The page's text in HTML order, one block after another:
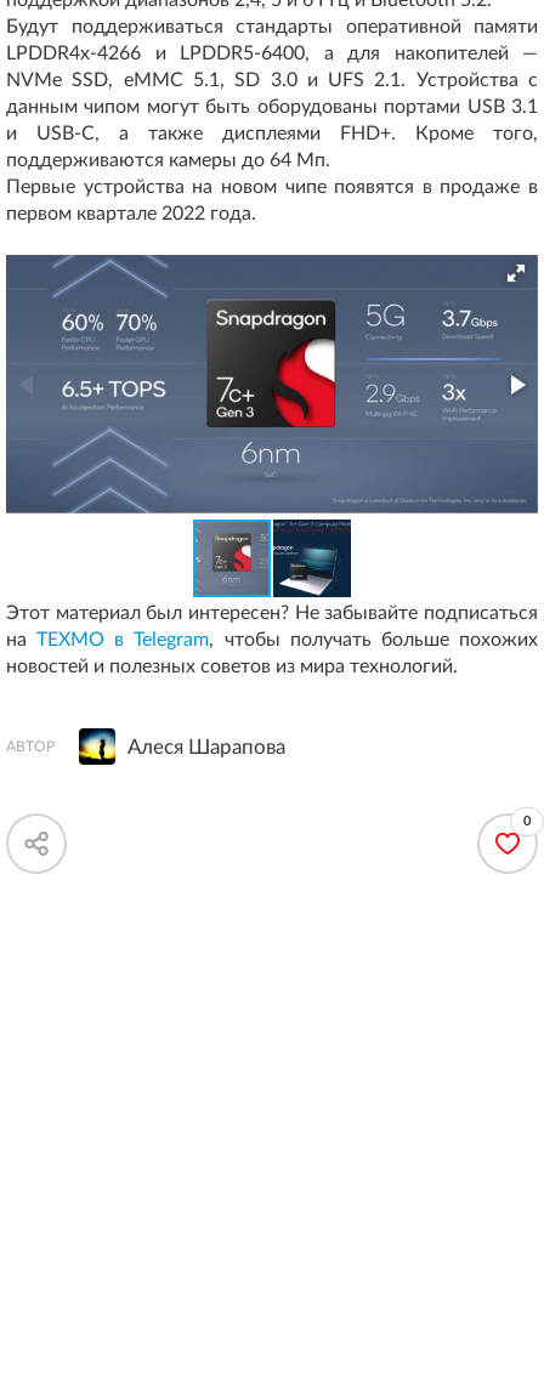
Будут поддерживаться стандарты оперативной памяти
LPDDR4x-4266 и LPDDR5-6400, а для накопителей —
NVMe SSD, eMMC 5.1, SD 3.0 и UFS 2.1. Устройства с
данным чипом могут быть оборудованы портами USB 3.1
и USB-C, а также дисплеями FHD+. Кроме того,
поддерживаются камеры до 64 Мп.
Первые устройства на новом чипе появятся в продаже в
первом квартале 2022 года.
Этот материал был интересен? Не забывайте подписаться
наТЕХМО в Telegram, чтобы получать больше похожих
новостей и полезных советов из мира технологий.
АВТОР Алеся Шарапова
0